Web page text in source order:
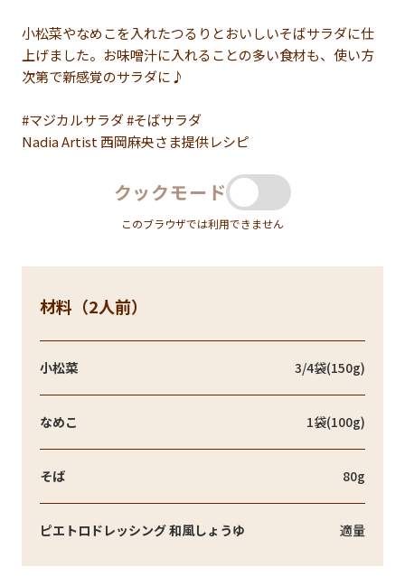
小松菜やなめこを入れたつるりとおいしいそばサラダに仕
上げました。お味噌汁に入れることの多い食材も、使い方
次第で新感覚のサラダに♪
#マジカルサラダ #そばサラダ
Nadia Artist 西岡麻央さま提供レシピ
クックモード
このブラウザでは利用できません
材料（2人前）
小松菜 3/4袋(150g)
なめこ 1袋(100g)
そば 80g
ピエトロドレッシング 和風しょうゆ 適量